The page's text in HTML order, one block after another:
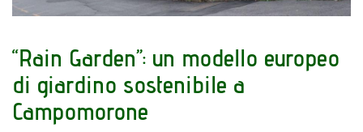
“Rain Garden”: un modello europeo
di giardino sostenibile a
Campomorone